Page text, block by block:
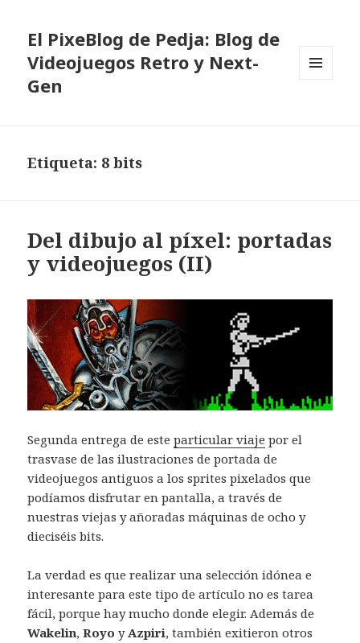
El PixeBlog de Pedja: Blog de
Videojuegos Retro y Next-
Gen
Etiqueta: 8 bits
Del dibujo al píxel: portadas
y videojuegos (II)
Segunda entrega de esteparticular viaje por el
trasvase de las ilustraciones de portada de
videojuegos antiguos a los sprites pixelados que
podíamos disfrutar en pantalla, a través de
nuestras viejas y añoradas máquinas de ocho y
dieciséis bits.
La verdad es que realizar una selección idónea e
interesante para este tipo de artículo no es tarea
fácil, porque hay mucho donde elegir. Además de
Wakelin,Royo yAzpiri, también exitieron otros